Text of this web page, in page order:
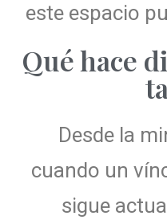
este espacio
Qué hace
Desde la
cuando un
sigue